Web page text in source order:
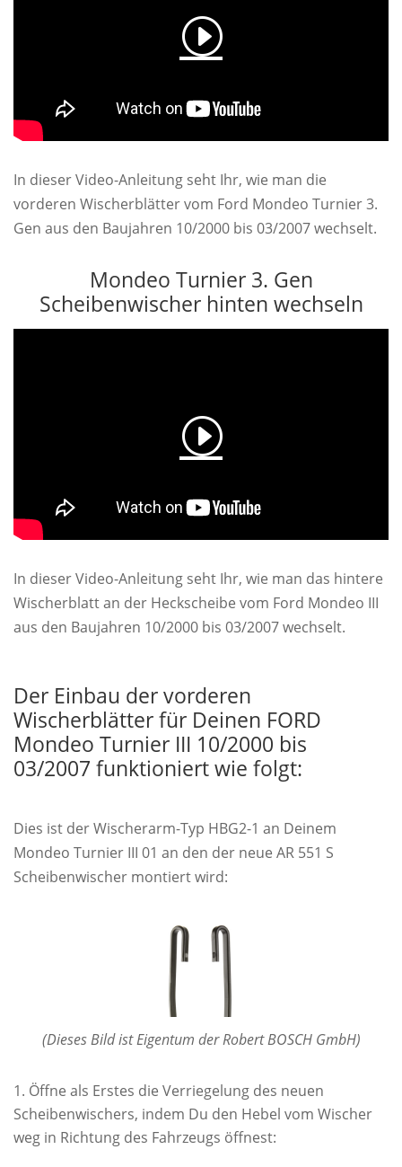
In dieser Video-Anleitung seht Ihr, wie man die
vorderen Wischerblätter vom Ford Mondeo Turnier 3.
Gen aus den Baujahren 10/2000 bis 03/2007 wechselt.
Mondeo Turnier 3. Gen
Scheibenwischer hinten wechseln
In dieser Video-Anleitung seht Ihr, wie man das hintere
Wischerblatt an der Heckscheibe vom Ford Mondeo III
aus den Baujahren 10/2000 bis 03/2007 wechselt.
Der Einbau der vorderen
Wischerblätter für Deinen FORD
Mondeo Turnier III 10/2000 bis
03/2007 funktioniert wie folgt:
Dies ist der Wischerarm-Typ HBG2-1 an Deinem
Mondeo Turnier III 01 an den der neue AR 551 S
Scheibenwischer montiert wird:
(Dieses Bild ist Eigentum der Robert BOSCH GmbH)
Öffne als Erstes die Verriegelung des neuen
Scheibenwischers, indem Du den Hebel vom Wischer
weg in Richtung des Fahrzeugs öffnest: